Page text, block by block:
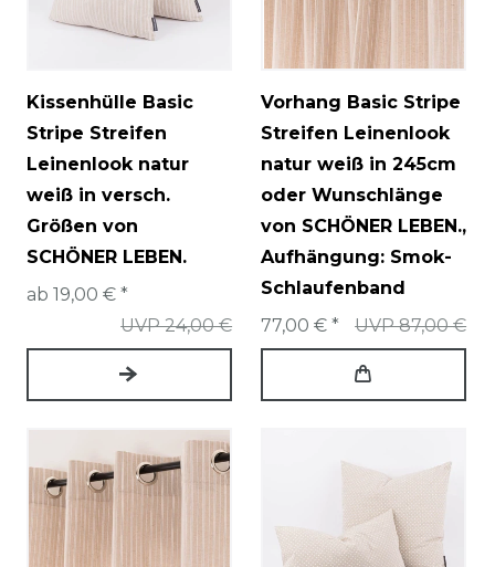
Kissenhülle Basic
Stripe Streifen
Leinenlook natur
weiß in versch.
Größen von
SCHÖNER LEBEN.
UVP 24,00 €
ab 19,00 € *
Vorhang Basic Stripe
Streifen Leinenlook
natur weiß in 245cm
oder Wunschlänge
von SCHÖNER LEBEN.,
Aufhängung: Smok-
Schlaufenband
UVP 87,00 €
77,00 € *